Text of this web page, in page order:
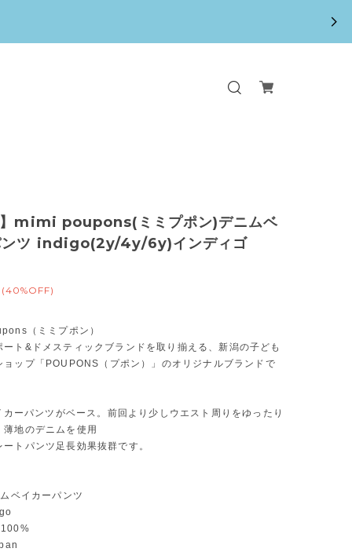
mimi poupons(ミミプポン)デニムベ
ンツ indigo(2y/4y/6y)インディゴ
(40%OFF)
（ミミプポン）
ート&ドメスティックブランドを取り揃える、新潟の子ども
ョップ「POUPONS（プポン）」のオリジナルブランドで
ーパンツがベース。前回より少しウエスト周りをゆったり
薄地のデニムを使用
トパンツ足長効果抜群です。
ベイカーパンツ